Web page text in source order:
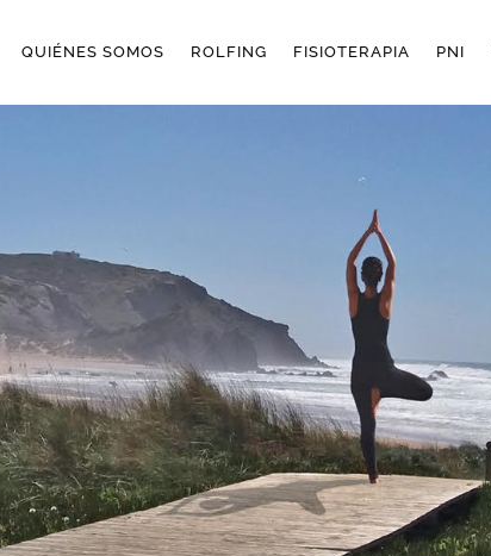
QUIÉNES SOMOS ROLFING FISIOTERAPIA PNI